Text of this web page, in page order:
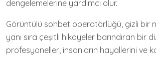
dengelemelerine yardımcı olur.
Görüntülü sohbet operatörlüğü, gizli bir
yanı sıra çeşitli hikayeler barındıran bir
profesyoneller, insanların hayallerini ve